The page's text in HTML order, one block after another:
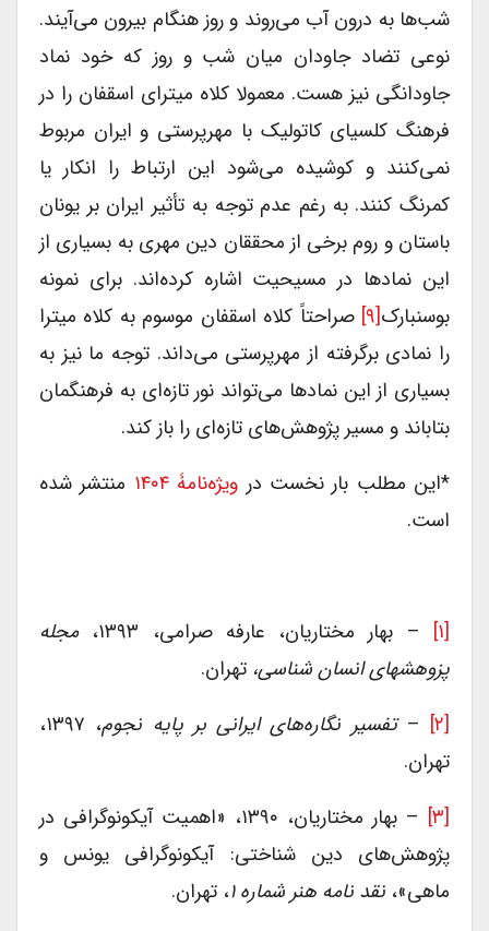
شب‌ها به درون آب می‌روند و روز هنگام بیرون می‌آیند.
نوعی تضاد جاودان میان شب و روز که خود نماد
جاودانگی نیز هست. معمولا کلاه میترای اسقفان را در
فرهنگ کلسیای کاتولیک با مهرپرستی و ایران مربوط
نمی‌کنند و کوشیده می‌شود این ارتباط را انکار یا
کمرنگ کنند. به رغم عدم توجه به تأثیر ایران بر یونان
باستان و روم برخی از محققان دین مهری به بسیاری از
این نمادها در مسیحیت اشاره کرده‌اند. برای نمونه
بوسنبارک[۹] صراحتاً کلاه اسقفان موسوم به کلاه میترا
را نمادی برگرفته از مهرپرستی می‌داند. توجه ما نیز به
بسیاری از این نمادها می‌تواند نور تازه‌ای به فرهنگمان
بتاباند و مسیر پژوهش‌های تازه‌ای را باز کند.
*این مطلب بار نخست درویژه‌نامۀ ۱۴۰۴
منتشر شده
است.
– بهار مختاریان، عارفه صرامی، ۱۳۹۳،
مجله
پزوهشهای انسان شناسی،تهران.
–تفسیر نگاره‌های ایرانی بر پایه نجوم
، ۱۳۹۷،
تهران.
– بهار مختاریان، ۱۳۹۰، «اهمیت آیکونوگرافی در
پژوهش‌های دین شناختی: آیکونوگرافی یونس و
ماهی»،نقد نامه هنر شماره ۱، تهران.